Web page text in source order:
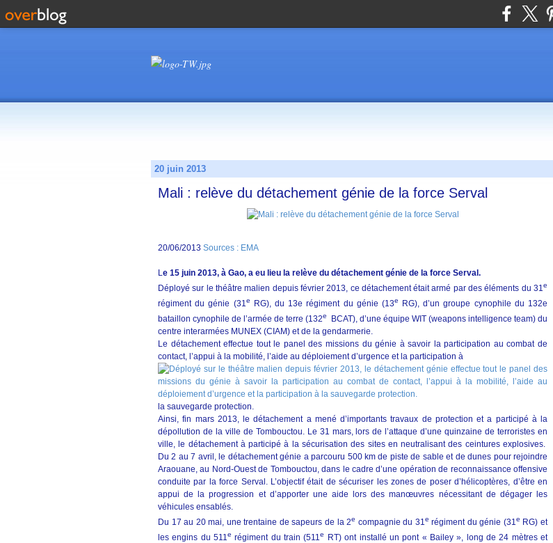
20 juin 2013
Mali : relève du détachement génie de la force Serval
20/06/2013 Sources : EMA
Le 15 juin 2013, à Gao, a eu lieu la relève du détachement génie de la force Serval.
Déployé sur le théâtre malien depuis février 2013, ce détachement était armé par des éléments du 31e
régiment du génie (31e RG), du 13e régiment du génie (13e
RG), d’un groupe cynophile du 132e
bataillon cynophile de l’armée de terre (132e
BCAT), d’une équipe WIT (weapons intelligence team) du
centre interarmées MUNEX (CIAM) et de la gendarmerie.
Le détachement effectue tout le panel des missions du génie à savoir la participation au combat de
contact, l’appui à la mobilité, l’aide au déploiement d’urgence et la participation à
la sauvegarde protection.
Ainsi, fin mars 2013, le détachement a mené d’importants travaux de protection et a participé à la
dépollution de la ville de Tombouctou. Le 31 mars, lors de l’attaque d’une quinzaine de terroristes en
ville, le détachement à participé à la sécurisation des sites en neutralisant des ceintures explosives.
Du 2 au 7 avril, le détachement génie a parcouru 500 km de piste de sable et de dunes pour rejoindre
Araouane, au Nord-Ouest de Tombouctou, dans le cadre d’une opération de reconnaissance offensive
conduite par la force Serval. L’objectif était de sécuriser les zones de poser d’hélicoptères, d’être en
appui de la progression et d’apporter une aide lors des manœuvres nécessitant de dégager les
véhicules ensablés.
Du 17 au 20 mai, une trentaine de sapeurs de la 2e compagnie du 31e régiment du génie (31e RG) et
les engins du 511e régiment du train (511e
RT) ont installé un pont « Bailey », long de 24 mètres et